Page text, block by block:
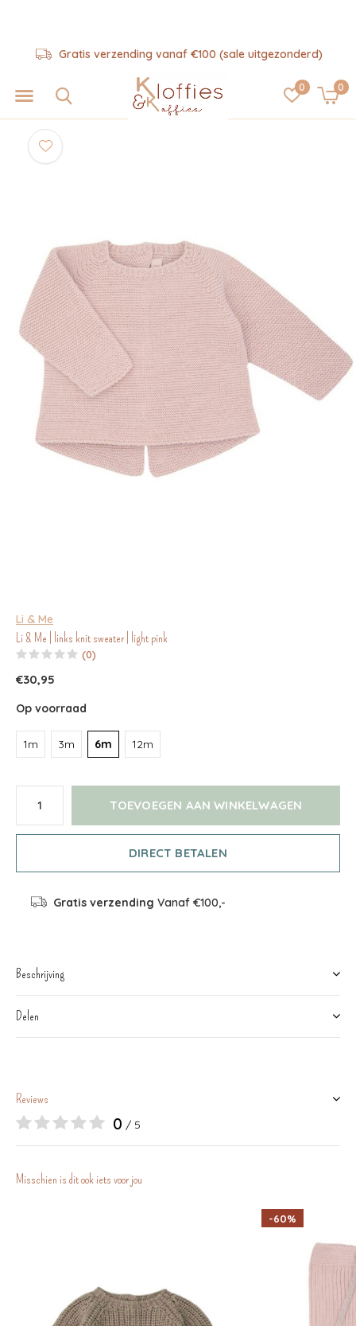
0 0
Gratis verzending vanaf €100 (sale uitgezonderd)
Li & Me
Li & Me | links knit sweater | light pink
(0)
€30,95
Op voorraad
1m 3m 6m 12m
TOEVOEGEN AAN WINKELWAGEN
DIRECT BETALEN
Gratis verzending Vanaf €100,-
Beschrijving
Delen
Reviews
0 / 5
Misschien is dit ook iets voor jou
-60%